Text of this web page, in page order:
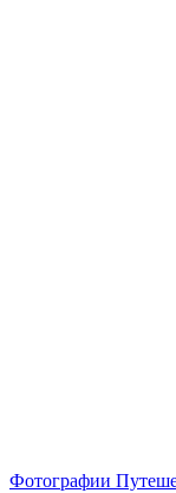
Фотографии